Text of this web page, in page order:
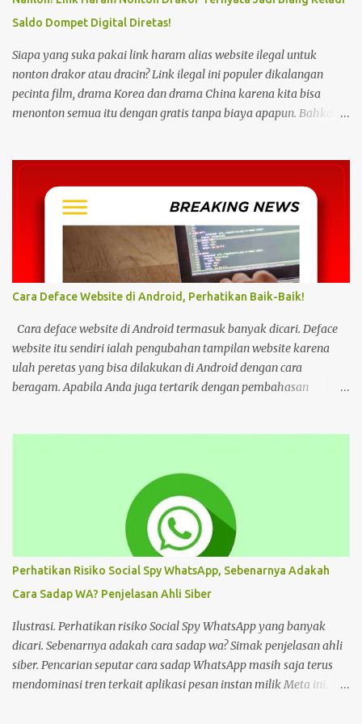
Saldo Dompet Digital Diretas!
Siapa yang suka pakai link haram alias website ilegal untuk
nonton drakor atau dracin? Link ilegal ini populer dikalangan
pecinta film, drama Korea dan drama China karena kita bisa
menonton semua itu dengan gratis tanpa biaya apapun. Bahkan
sepertinya harus dihentikan sekarang juga. Pasalnya menonton
film, konser, drama, atau apapun itu di situs tidak resmi disebut
bisa menjadi jalan masuk peretasan pada perangkat elektronik.
Pengalaman ini dibagikan oleh pengguna media sosial X,
@kdrama_menfess pada Selasa (23/2/2024) siang. Dalam
unggahannya, terlihat perangkat laptop yang diduga diretas
setelah digunakan untuk menonton di layanan streaming ilegal. "
Web kayak gini bahaya gais buat hp dan laptop kalian bisa ada
virus juga. Coba deh kalian aware sama masalah kejahatan
cyberspace, google sendiri aja ," tulis unggahan. Dilansir dari
Kompas...
Cara Deface Website di Android, Perhatikan Baik-Baik!
Cara deface website di Android termasuk banyak dicari. Deface
website itu sendiri ialah pengubahan tampilan website karena
ulah peretas yang bisa dilakukan di Android dengan cara
beragam. Apabila Anda juga tertarik dengan pembahasan
beragam kemudahan tersendiri yang bisa Anda pilih sesuai
keinginan. Namun sebelum mengulas tutorialnya, tentu akan
lebih baik untuk mengenal deface website secara mendalam.
Deface website bisa mengubah sebagian tampilan maupun
keseluruhan. Mulai dari penggantian font, memunculkan spam
iklan, mengubah konten di dalam website, dan masih banyak lagi.
Pada dasarnya, deface website dilakukan dengan tujuan tertentu.
Seperti menunjukkan kelemahan situs, menjual produk, atau
hanya kesenangan pribadi. Hal te...
Perhatikan Risiko Social Spy WhatsApp, Sebenarnya Adakah
Cara Sadap WA? Penjelasan Ahli Siber
Ilustrasi. Perhatikan risiko Social Spy WhatsApp yang banyak
dicari. Sebenarnya adakah cara sadap wa? Simak penjelasan ahli
siber. Pencarian seputar cara sadap WhatsApp masih saja terus
mendominasi tren terkait aplikasi pesan instan milik Meta ini.